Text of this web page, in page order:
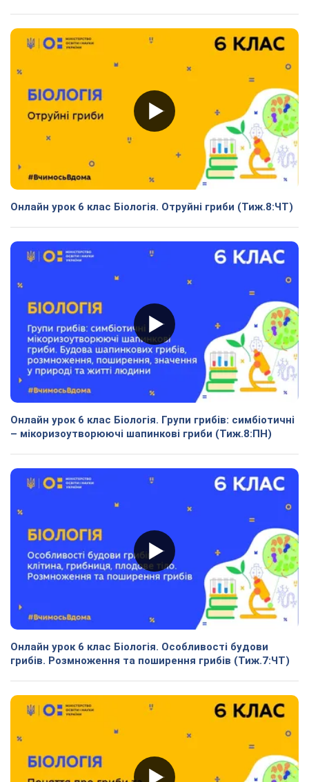
Онлайн урок 6 клас Біологія. Отруйні гриби (Тиж.8:ЧТ)
Онлайн урок 6 клас Біологія. Групи грибів: симбіотичні
– мікоризоутворюючі шапинкові гриби (Тиж.8:ПН)
Онлайн урок 6 клас Біологія. Особливості будови
грибів. Розмноження та поширення грибів (Тиж.7:ЧТ)